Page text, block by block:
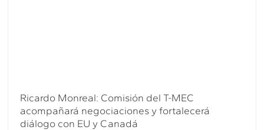
Ricardo Monreal: Comisión del T-MEC
acompañará negociaciones y fortalecerá
diálogo con EU y Canadá